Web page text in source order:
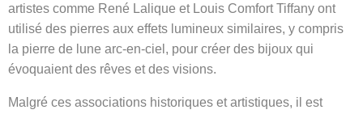
artistes comme René Lalique et Louis Comfort Tiffany ont
utilisé des pierres aux effets lumineux similaires, y compris
la pierre de lune arc-en-ciel, pour créer des bijoux qui
évoquaient des rêves et des visions.
Malgré ces associations historiques et artistiques, il est